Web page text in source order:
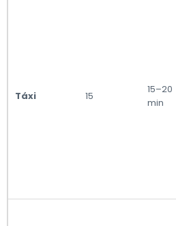
Táxi 15
15–20
min